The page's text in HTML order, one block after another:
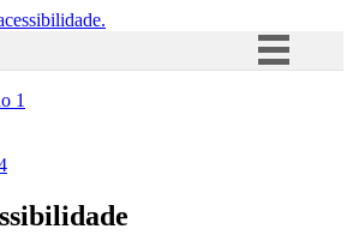
Acesso à informação
1